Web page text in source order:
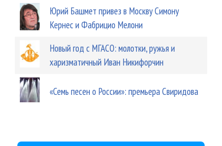
Юрий Башмет привез в Москву Симону
Кернес и Фабрицио Мелони
Новый год с МГАСО: молотки, ружья и
харизматичный Иван Никифорчин
«Семь песен о России»: премьера Свиридова